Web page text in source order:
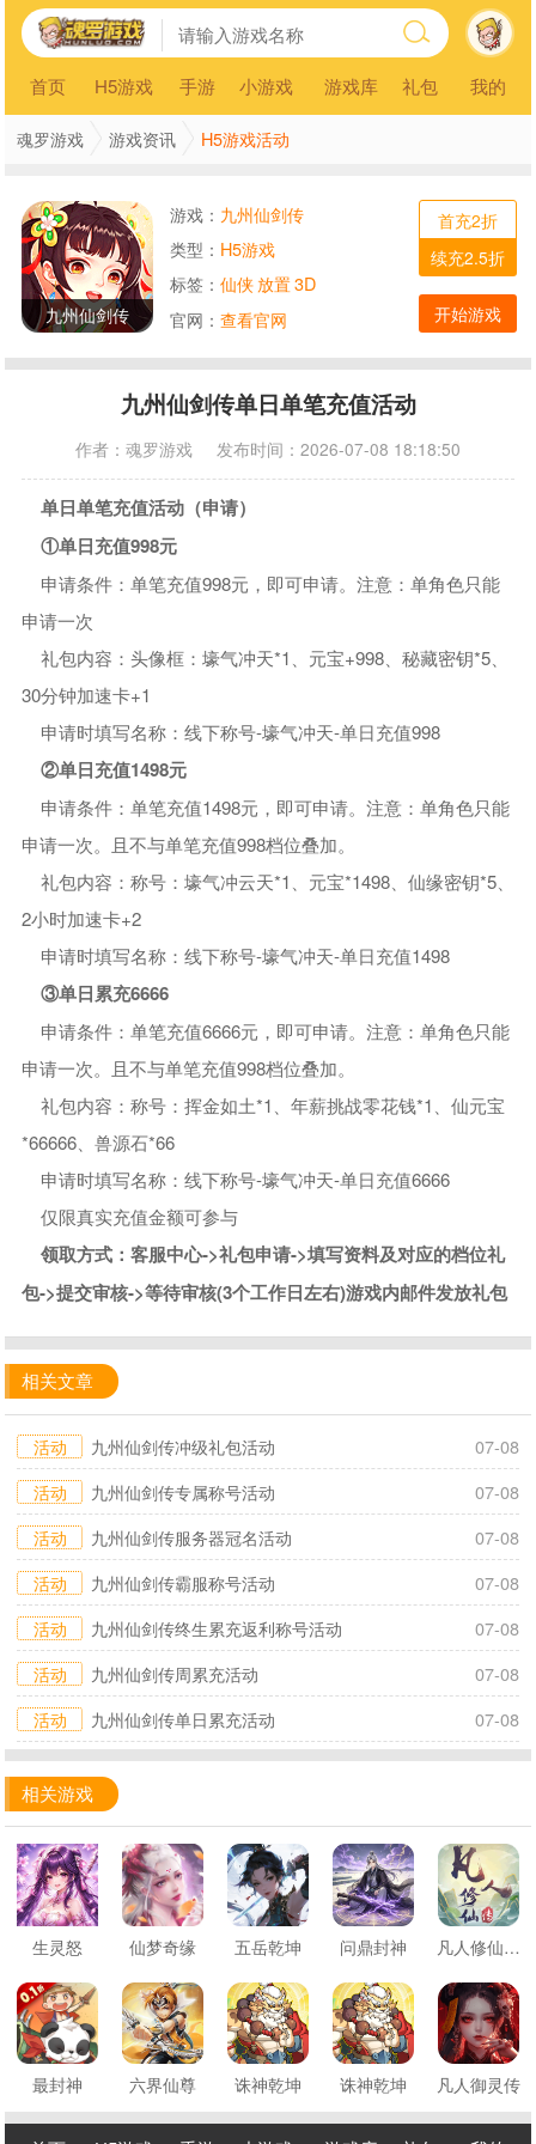
首页 H5游戏 手游 小游戏 游戏库 礼包 我的
魂罗游戏 游戏资讯 H5游戏活动
九州仙剑传
游戏： 九州仙剑传
类型： H5游戏
标签： 仙侠放置3D
官网： 查看官网
首充2折
续充2.5折
开始游戏
九州仙剑传单日单笔充值活动
作者： 魂罗游戏 发布时间：2026-07-08 18:18:50
单日单笔充值活动（申请）
①单日充值998元
申请条件：单笔充值998元，即可申请。注意：单角色只能
申请一次
礼包内容：头像框：壕气冲天*1、元宝+998、秘藏密钥*5、
30分钟加速卡+1
申请时填写名称：线下称号-壕气冲天-单日充值998
②单日充值1498元
申请条件：单笔充值1498元，即可申请。注意：单角色只能
申请一次。且不与单笔充值998档位叠加。
礼包内容：称号：壕气冲云天*1、元宝*1498、仙缘密钥*5、
2小时加速卡+2
申请时填写名称：线下称号-壕气冲天-单日充值1498
③单日累充6666
申请条件：单笔充值6666元，即可申请。注意：单角色只能
申请一次。且不与单笔充值998档位叠加。
礼包内容：称号：挥金如土*1、年薪挑战零花钱*1、仙元宝
*66666、兽源石*66
申请时填写名称：线下称号-壕气冲天-单日充值6666
仅限真实充值金额可参与
领取方式：客服中心->礼包申请->填写资料及对应的档位礼
包->提交审核->等待审核(3个工作日左右)游戏内邮件发放礼包
相关文章
活动 九州仙剑传冲级礼包活动
07-08
活动
九州仙剑传专属称号活动
07-08
活动
九州仙剑传服务器冠名活动
07-08
活动
九州仙剑传霸服称号活动
07-08
活动
九州仙剑传终生累充返利称号活动
07-08
活动
九州仙剑传周累充活动
07-08
活动
九州仙剑传单日累充活动 07-08
相关游戏
生灵怒 仙梦奇缘 五岳乾坤 问鼎封神 凡人修仙传：星海飞驰
最封神 六界仙尊 诛神乾坤 诛神乾坤 凡人御灵传